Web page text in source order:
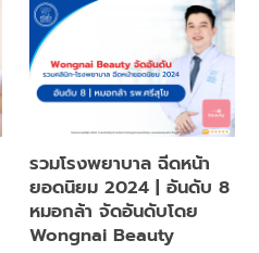
รวมโรงพยาบาล ฉีดหน้า
ยอดนิยม 2024 | อันดับ 8
หมอกล้า จัดอันดับโดย
Wongnai Beauty